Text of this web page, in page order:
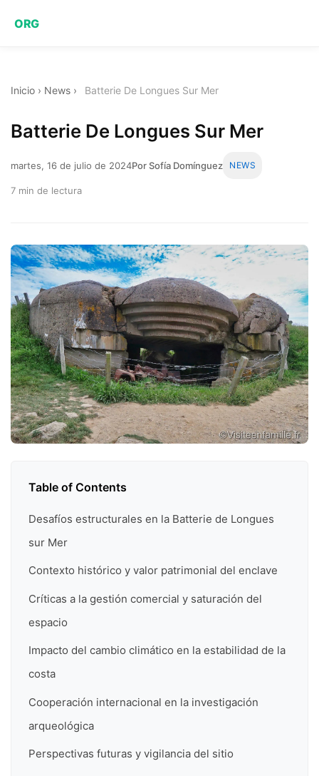
ORG
Inicio › News › Batterie De Longues Sur Mer
Batterie De Longues Sur Mer
martes, 16 de julio de 2024Por Sofía Domínguez NEWS
7 min de lectura
Table of Contents
Desafíos estructurales en la Batterie de Longues
sur Mer
Contexto histórico y valor patrimonial del enclave
Críticas a la gestión comercial y saturación del
espacio
Impacto del cambio climático en la estabilidad de la
costa
Cooperación internacional en la investigación
arqueológica
Perspectivas futuras y vigilancia del sitio